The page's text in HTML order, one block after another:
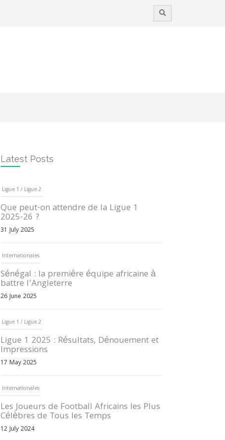
Latest Posts
Ligue 1 / Ligue 2
Que peut-on attendre de la Ligue 1
2025-26 ?
31 July 2025
Internationales
Sénégal : la première équipe africaine à
battre l’Angleterre
26 June 2025
Ligue 1 / Ligue 2
Ligue 1 2025 : Résultats, Dénouement et
Impressions
17 May 2025
Internationales
Les Joueurs de Football Africains les Plus
Célèbres de Tous les Temps
12 July 2024